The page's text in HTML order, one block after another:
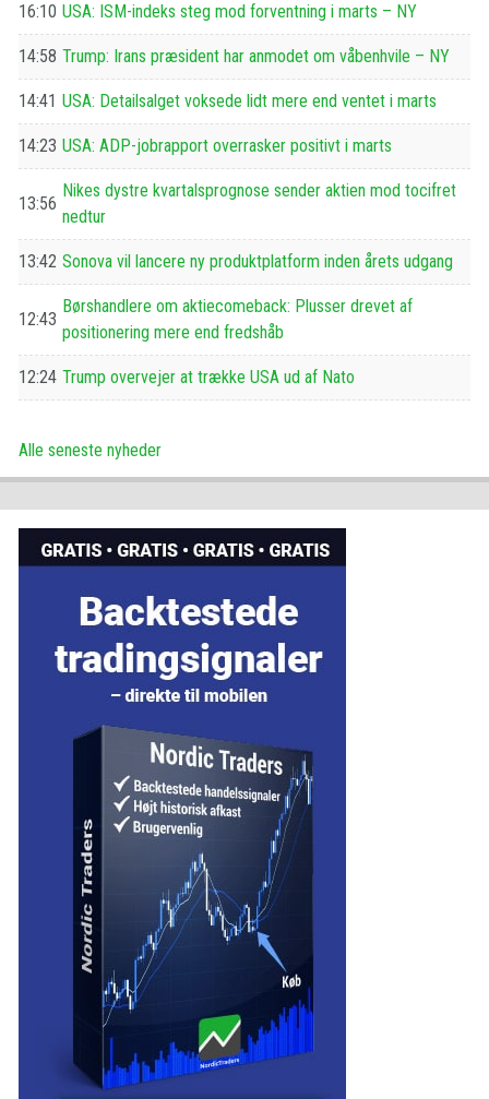
16:10 USA: ISM-indeks steg mod forventning i marts – NY
14:58 Trump: Irans præsident har anmodet om våbenhvile – NY
14:41 USA: Detailsalget voksede lidt mere end ventet i marts
14:23 USA: ADP-jobrapport overrasker positivt i marts
13:56
Nikes dystre kvartalsprognose sender aktien mod tocifret
nedtur
13:42 Sonova vil lancere ny produktplatform inden årets udgang
12:43
Børshandlere om aktiecomeback: Plusser drevet af
positionering mere end fredshåb
12:24 Trump overvejer at trække USA ud af Nato
Alle seneste nyheder